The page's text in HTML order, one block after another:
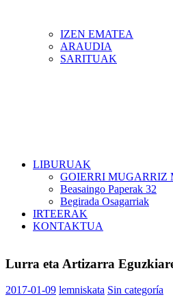
IZEN EMATEA
ARAUDIA
SARITUAK
LIBURUAK
GOIERRI MUGARRIZ
Beasaingo Paperak 32
Begirada Osagarriak
IRTEERAK
KONTAKTUA
Lurra eta Artizarra
2017-01-09 lemniskata Sin categoría